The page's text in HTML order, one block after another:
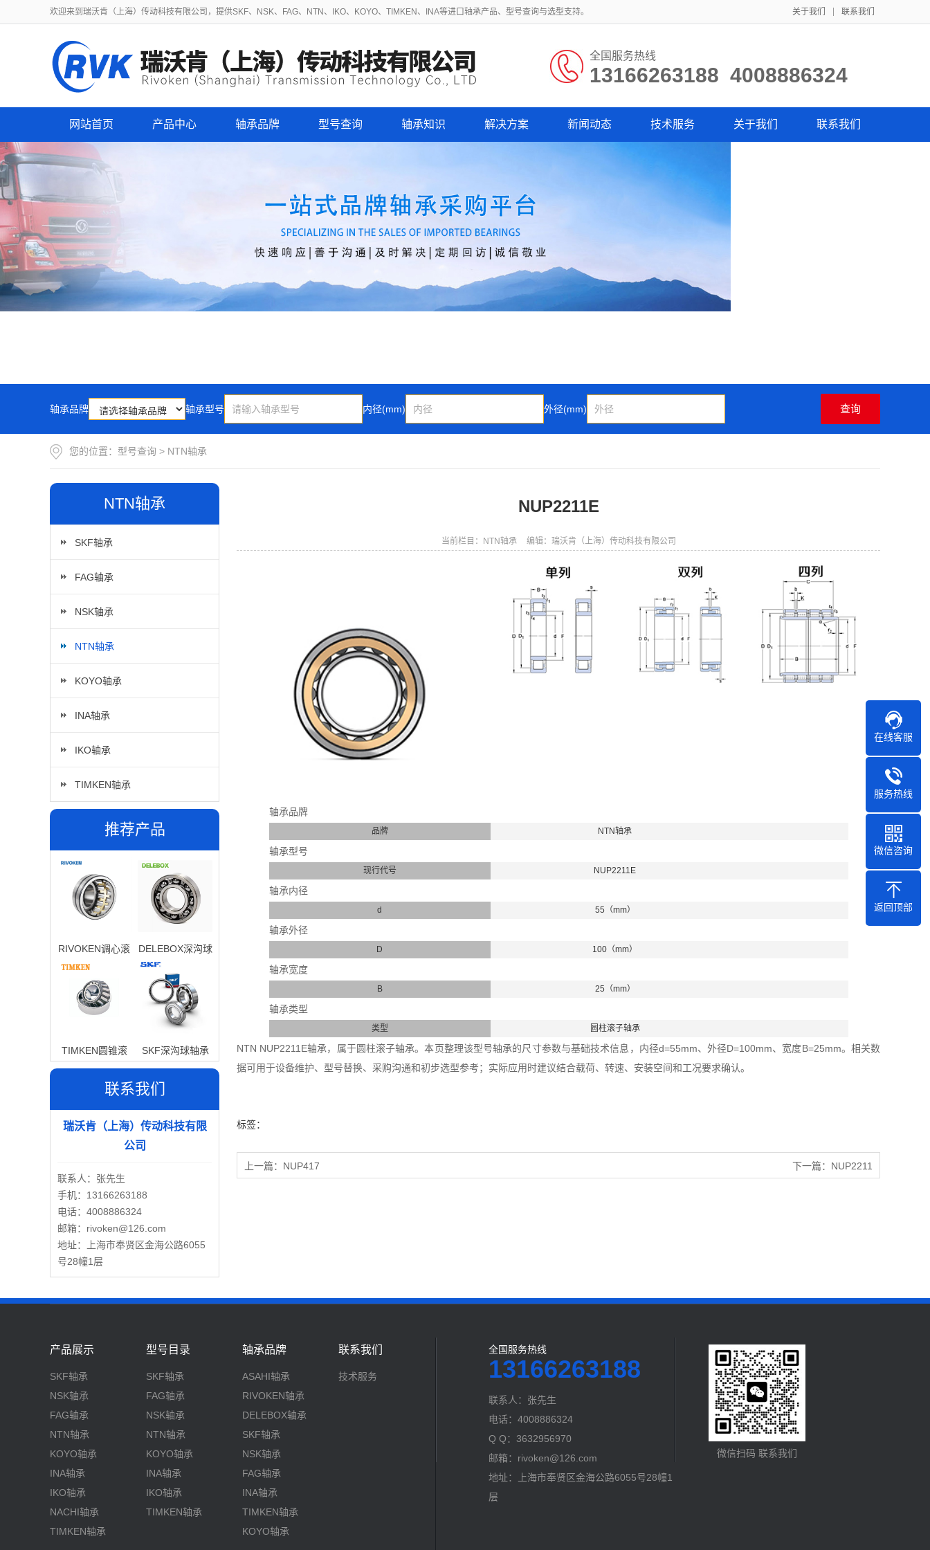
欢迎来到瑞沃肯（上海）传动科技有限公司，提供SKF、NSK、FAG、NTN、IKO、KOYO、TIMKEN、INA等进口轴承产品、型号查询与选型支持。 关于我们 联系我们
全国服务热线
13166263188 4008886324
网站首页 产品中心 轴承品牌 型号查询 轴承知识 解决方案 新闻动态 技术服务 关于我们 联系我们
轴承品牌 轴承型号 内径(mm) 外径(mm)
您的位置： 型号查询 > NTN轴承
NTN轴承
SKF轴承
FAG轴承
NSK轴承
NTN轴承
KOYO轴承
INA轴承
IKO轴承
TIMKEN轴承
推荐产品
RIVOKEN调心滚
子轴承
DELEBOX深沟球
TIMKEN圆锥滚
子轴承
SKF深沟球轴承
联系我们
瑞沃肯（上海）传动科技有限
公司
联系人：张先生
手机：13166263188
电话：4008886324
邮箱：rivoken@126.com
地址：上海市奉贤区金海公路6055
号28幢1层
NUP2211E
当前栏目：NTN轴承 编辑：瑞沃肯（上海）传动科技有限公司
轴承品牌
品牌 NTN轴承
轴承型号
现行代号 NUP2211E
轴承内径
d 55（mm）
轴承外径
D 100（mm）
轴承宽度
B 25（mm）
轴承类型
类型 圆柱滚子轴承
NTN NUP2211E轴承，属于圆柱滚子轴承。本页整理该型号轴承的尺寸参数与基础技术信息，内径d=55mm、外径D=100mm、宽度B=25mm。相关数
据可用于设备维护、型号替换、采购沟通和初步选型参考；实际应用时建议结合载荷、转速、安装空间和工况要求确认。
标签：
上一篇： NUP417 下一篇： NUP2211
产品展示
SKF轴承
NSK轴承
FAG轴承
NTN轴承
KOYO轴承
INA轴承
IKO轴承
NACHI轴承
TIMKEN轴承
型号目录
SKF轴承
FAG轴承
NSK轴承
NTN轴承
KOYO轴承
INA轴承
IKO轴承
TIMKEN轴承
轴承品牌
ASAHI轴承
RIVOKEN轴承
DELEBOX轴承
SKF轴承
NSK轴承
FAG轴承
INA轴承
TIMKEN轴承
KOYO轴承
联系我们
技术服务
全国服务热线
13166263188
联系人：张先生
电话：4008886324
Q Q：3632956970
邮箱：rivoken@126.com
地址：上海市奉贤区金海公路6055号28幢1
层
微信扫码 联系我们
在线客服
服务热线
微信咨询
返回顶部